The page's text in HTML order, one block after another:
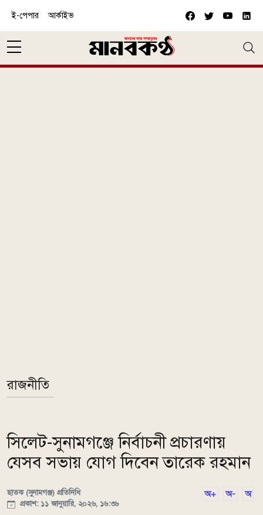
ই-পেপার আর্কাইভ
রাজনীতি
সিলেট-সুনামগঞ্জে নির্বাচনী প্রচারণায়
যেসব সভায় যোগ দিবেন তারেক রহমান
ছাতক (সুনামগঞ্জ) প্রতিনিধি
প্রকাশ: ১১ জানুয়ারি, ২০২৬, ১৬:৩৬
অ+ অ- অ